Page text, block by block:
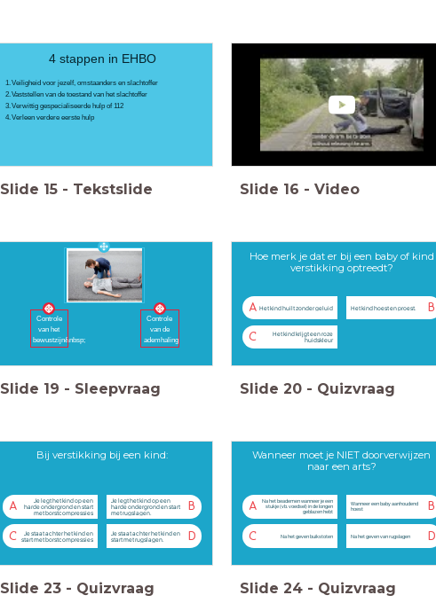
4 stappen in EHBO
Veiligheid voor jezelf, omstaanders en slachtoffer
Vaststellen van de toestand van het slachtoffer
Verwittig gespecialiseerde hulp of 112
Verleen verdere eerste hulp
Slide 15 - Tekstslide Slide 16 - Video
Controle
van het
bewustzijn&nbsp;
Controle
van de
ademhaling
Slide 19 - Sleepvraag
Hoe merk je dat er bij een baby of kind
verstikking optreedt?
A Het kind huilt zonder geluid B
Het kind hoest en proest.
C Het kind krijgt een roze
huidskleur
Slide 20 - Quizvraag
Bij verstikking bij een kind:
A
Je legt het kind op een
harde ondergrond en start
met borstcompressies
B
Je legt het kind op een
harde ondergrond en start
met rugslagen.
C Je staat achter het kind en
start met borstcompressies D
Je staat achter het kind en
start met rugslagen.
Slide 23 - Quizvraag
Wanneer moet je NIET doorverwijzen
naar een arts?
A
Na het beademen wanneer je een
stukje (vb. voedsel) in de longen
geblazen hebt
B
Wanneer een baby aanhoudend
hoest
C Na het geven buikstoten D
Na het geven van rugslagen
Slide 24 - Quizvraag